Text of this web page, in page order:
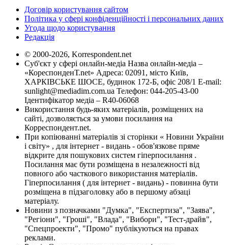
Договір користування сайтом
Політика у сфері конфіденційності і персональних даних
Угода щодо користування
Редакція
© 2000-2026, Korrespondent.net
Суб'єкт у сфері онлайн-медіа Назва онлайн-медіа –
«КореспонденТ.net» Адреса: 02091, місто Київ,
ХАРКІВСЬКЕ ШОСЕ, будинок 172-Б, офіс 208/1 E-mail:
sunlight@mediadim.com.ua Телефон: 044-205-43-00
Ідентифікатор медіа – R40-06068
Використання будь-яких матеріалів, розміщених на
сайті, дозволяється за умови посилання на
Корреспондент.net.
При копіюванні матеріалів зі сторінки « Новини України
і світу» , для інтернет - видань - обов'язкове пряме
відкрите для пошукових систем гіперпосилання .
Посилання має бути розміщена в незалежності від
повного або часткового використання матеріалів.
Гіперпосилання ( для інтернет - видань) - повинна бути
розміщена в підзаголовку або в першому абзаці
матеріалу.
Новини з позначками "Думка", "Експертиза", "Заява",
"Регіони", "Гроші", "Влада", "Вибори", "Тест-драйв",
"Спецпроекти", "Промо" публікуються на правах
реклами.